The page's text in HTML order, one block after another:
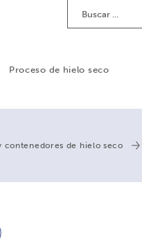
Proceso de hielo seco
contenedores de hielo seco